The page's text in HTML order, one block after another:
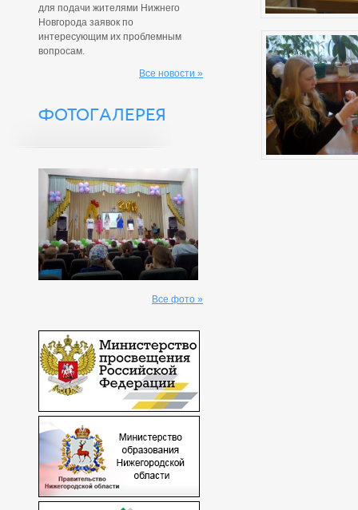
для подачи жителями Нижнего
Новгорода заявок по
интересующим их проблемным
вопросам.
Все новости »
ФОТОГАЛЕРЕЯ
Все фото »